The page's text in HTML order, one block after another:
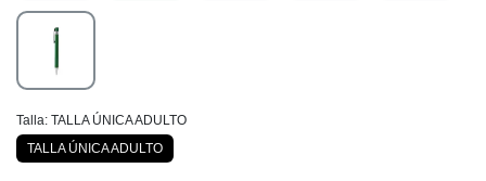
Talla TALLA ÚNICA ADULTO
TALLA ÚNICA ADULTO